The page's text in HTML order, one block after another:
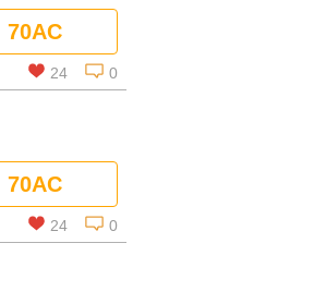
を見る
70AC
24 0
を見る
70AC
24 0